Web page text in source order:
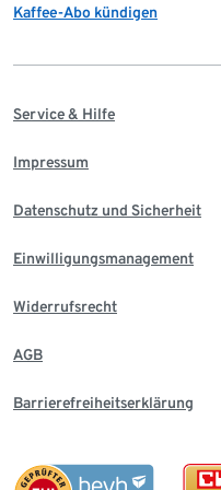
Kaffee-Abo kündigen
Service & Hilfe
Impressum
Datenschutz und Sicherheit
Einwilligungsmanagement
Widerrufsrecht
AGB
Barrierefreiheitserklärung